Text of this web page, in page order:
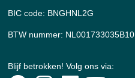
BIC code: BNGHNL2G
BTW nummer: NL001733035B10
Blijf betrokken! Volg ons via: